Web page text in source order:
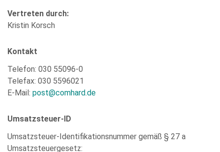
Vertreten durch:
Kristin Korsch
Kontakt
Telefon: 030 55096-0
Telefax: 030 5596021
E-Mail: post@comhard.de
Umsatzsteuer-ID
Umsatzsteuer-Identifikationsnummer gemäß § 27 a
Umsatzsteuergesetz:
füllen